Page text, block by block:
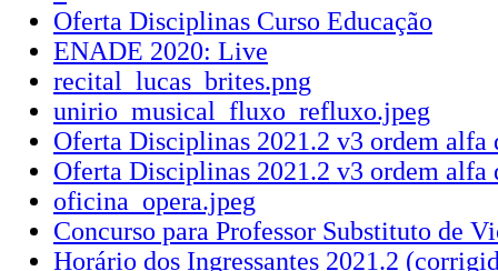
Oferta Disciplinas Curso Educação
ENADE 2020: Live
recital_lucas_brites.png
unirio_musical_fluxo_refluxo.jpeg
Oferta Disciplinas 2021.2 v3 ordem alfa
Oferta Disciplinas 2021.2 v3 ordem alfa
oficina_opera.jpeg
Concurso para Professor Substituto de
Horário dos Ingressantes 2021.2